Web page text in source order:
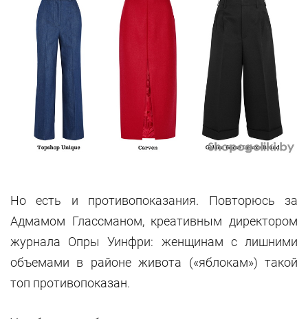
Но есть и противопоказания. Повторюсь за
Адмамом Глассманом, креативным директором
журнала Опры Уинфри: женщинам с лишними
объемами в районе живота («яблокам») такой
топ противопоказан.